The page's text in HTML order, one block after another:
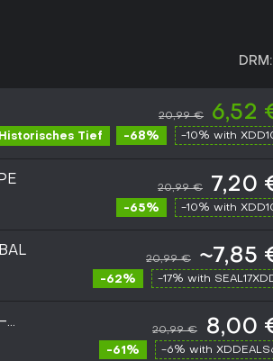
DRM:
20,99 € 6,52
Historisches Tief -68% -10% with
20,99 € 7,20
-65% -10% with
20,99 € ~7,85
-62% -17% with
20,99 € 8,00
-61% -6% with